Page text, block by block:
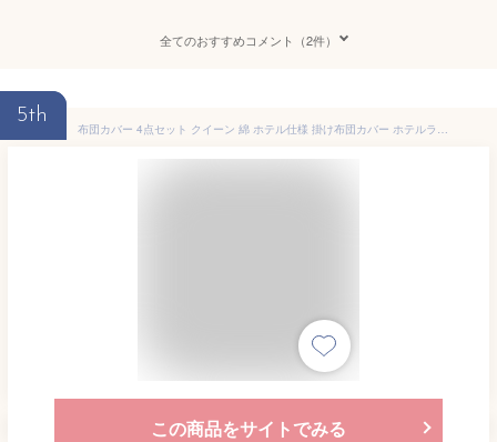
全てのおすすめコメント（2件）
5th
布団カバー 4点セット クイーン 綿 ホテル仕様 掛け布団カバー ホテルライク 夏 おしゃれ ひんやり 子供 コットン 夏布団 夏用 北欧 かけ布団カバー 掛け布団 カバー 洗える 掛布団カバー クイーンサイズ 冷感 夏掛け ボックスシーツ シーツ ベッド ベット ベッドカバー
この商品をサイトでみる